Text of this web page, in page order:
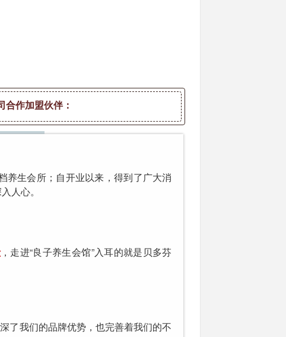
作加盟伙伴：
养生会所；自开业以来，得到了广大消
人心。
，走进“良子养生会馆”入耳的就是贝多芬
深了我们的品牌优势，也完善着我们的不